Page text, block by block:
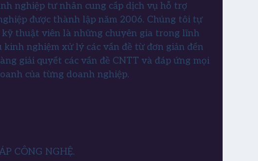
nghiệp tư nhân cung cấp dịch vụ hỗ trợ
được thành lập năm 2006. Chúng tôi tự
kỹ thuật viên là những chuyên gia trong lĩnh
kinh nghiệm xử lý các vấn đề từ đơn giản đến
giải quyết các vấn đề CNTT và đáp ứng mọi
của từng doanh nghiệp.
CÔNG NGHỆ.